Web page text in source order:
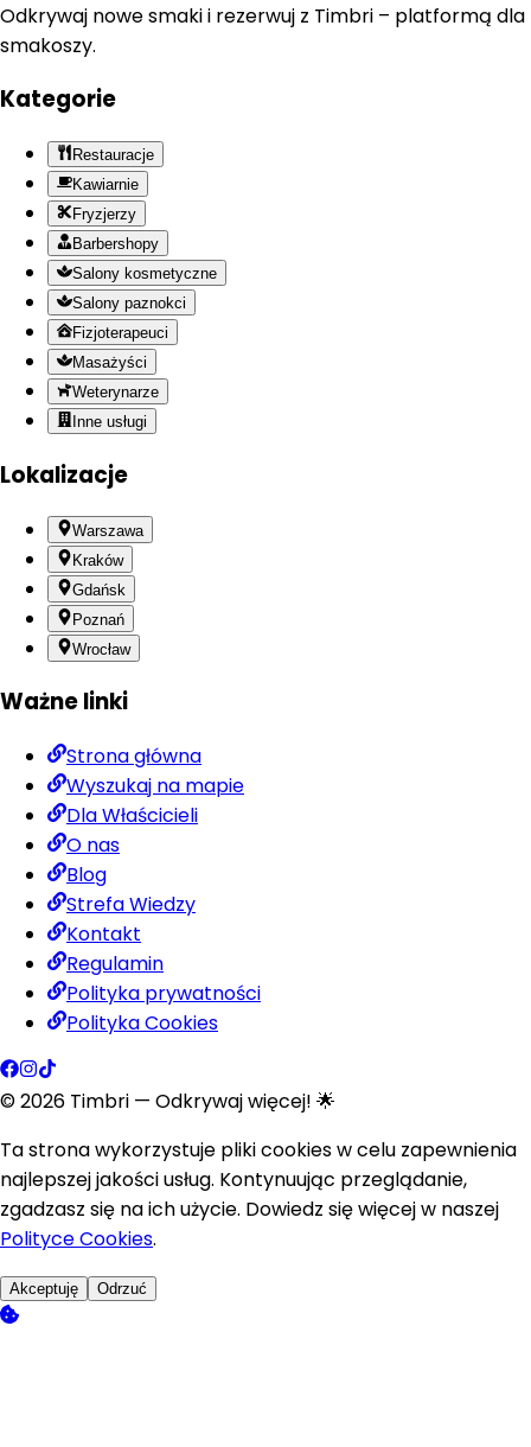
Odkrywaj nowe smaki i rezerwuj z Timbri – platformą dla
smakoszy.
Kategorie
Restauracje
Kawiarnie
Fryzjerzy
Barbershopy
Salony kosmetyczne
Salony paznokci
Fizjoterapeuci
Masażyści
Weterynarze
Inne usługi
Lokalizacje
Warszawa
Kraków
Gdańsk
Poznań
Wrocław
Ważne linki
Strona główna
Wyszukaj na mapie
Dla Właścicieli
O nas
Blog
Strefa Wiedzy
Kontakt
Regulamin
Polityka prywatności
Polityka Cookies
©2026 Timbri — Odkrywaj więcej! 🌟
Ta strona wykorzystuje pliki cookies w celu zapewnienia
najlepszej jakości usług. Kontynuując przeglądanie,
zgadzasz się na ich użycie. Dowiedz się więcej w naszej
Polityce Cookies.
Akceptuję Odrzuć